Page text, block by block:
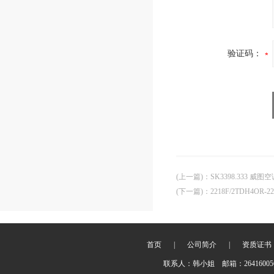
验证码：
(上一篇) ： SK3398.333 威图
(下一篇) ： 2218F/2TDH4OR-
首页 公司简介 资质证书
联系人：韩小姐 邮箱：